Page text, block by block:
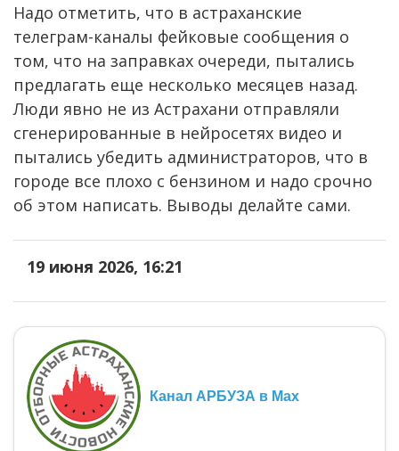
Надо отметить, что в астраханские
телеграм-каналы фейковые сообщения о
том, что на заправках очереди, пытались
предлагать еще несколько месяцев назад.
Люди явно не из Астрахани отправляли
сгенерированные в нейросетях видео и
пытались убедить администраторов, что в
городе все плохо с бензином и надо срочно
об этом написать. Выводы делайте сами.
19 июня 2026, 16:21
Канал АРБУЗА в Max